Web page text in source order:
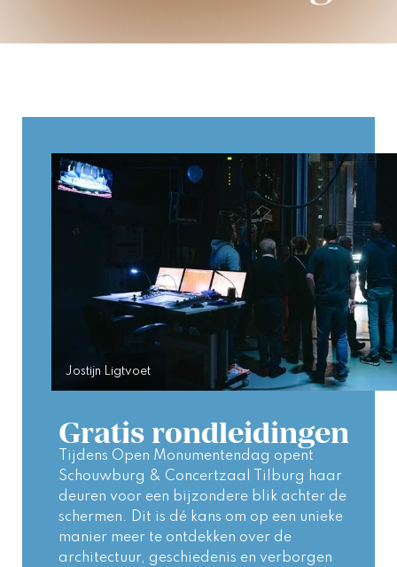
Gratis rondleidingen
Tijdens Open Monumentendag opent
Schouwburg & Concertzaal Tilburg haar
deuren voor een bijzondere blik achter de
schermen. Dit is dé kans om op een unieke
manier meer te ontdekken over de
architectuur, geschiedenis en verborgen
Jostijn Ligtvoet